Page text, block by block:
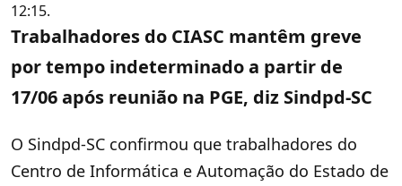
12:15.
Trabalhadores do CIASC mantêm greve
por tempo indeterminado a partir de
17/06 após reunião na PGE, diz Sindpd-SC
O Sindpd-SC confirmou que trabalhadores do
Centro de Informática e Automação do Estado de